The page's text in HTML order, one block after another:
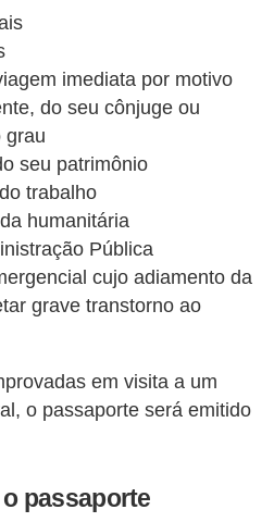
imediata por motivo
do seu cônjuge ou
grau
seu patrimônio
trabalho
humanitária
Pública
cujo adiamento da
grave transtorno ao
em visita a um
o passaporte será emitido
passaporte